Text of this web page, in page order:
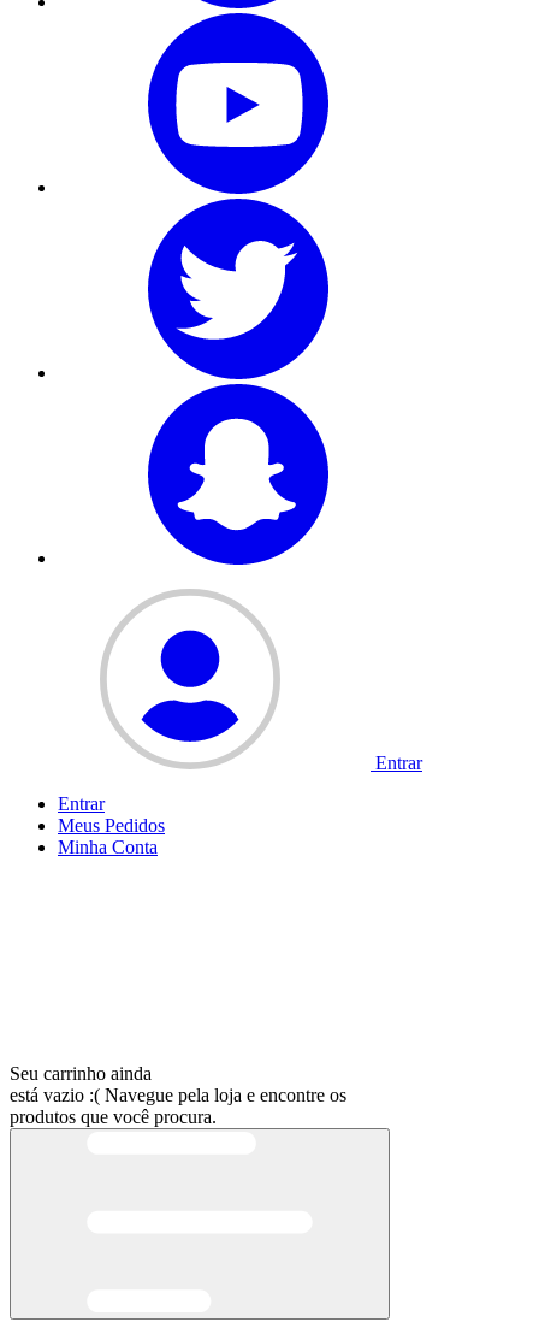
Entrar
Entrar
Meus Pedidos
Minha Conta
Seu carrinho ainda
está vazio :( Navegue pela loja e encontre os
produtos que você procura.